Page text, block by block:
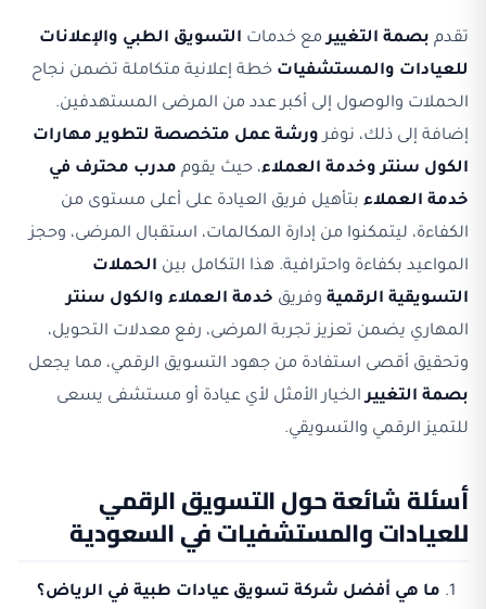
تقدمبصمة التغييرمع خدماتالتسويق الطبي والإعلانات
للعيادات والمستشفياتخطة إعلانية متكاملة تضمن نجاح
الحملات والوصول إلى أكبر عدد من المرضى المستهدفين.
إضافة إلى ذلك، نوفرورشة عمل متخصصة لتطوير مهارات
الكول سنتر وخدمة العملاء، حيث يقوممدرب محترف في
خدمة العملاءبتأهيل فريق العيادة على أعلى مستوى من
الكفاءة، ليتمكنوا من إدارة المكالمات، استقبال المرضى، وحجز
المواعيد بكفاءة واحترافية. هذا التكامل بينالحملات
التسويقية الرقميةوفريقخدمة العملاء والكول سنتر
المهاري يضمن تعزيز تجربة المرضى، رفع معدلات التحويل،
وتحقيق أقصى استفادة من جهود التسويق الرقمي، مما يجعل
بصمة التغييرالخيار الأمثل لأي عيادة أو مستشفى يسعى
للتميز الرقمي والتسويقي.
أسئلة شائعة حول التسويق الرقمي
للعيادات والمستشفيات في السعودية
ما هي أفضل شركة تسويق عيادات طبية في الرياض؟